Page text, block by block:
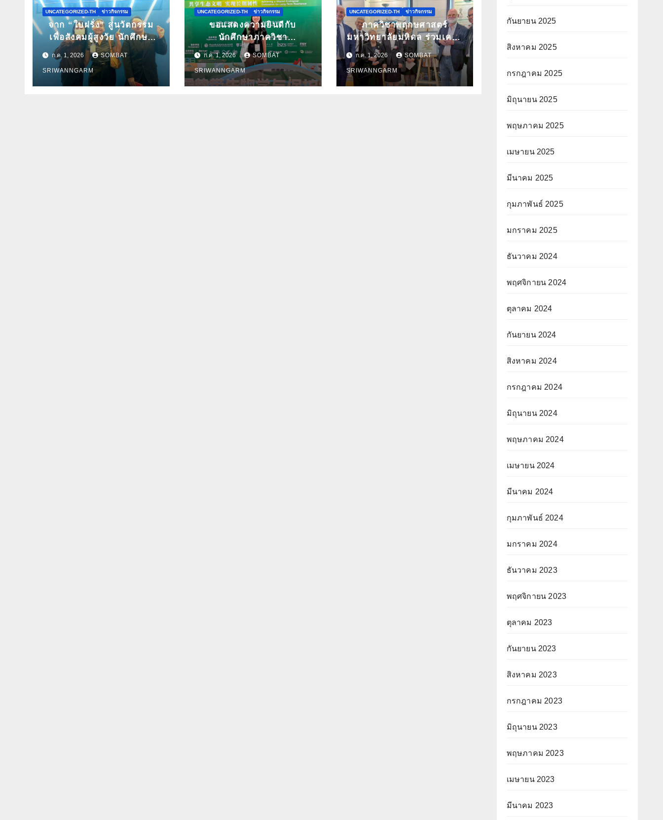
UNCATEGORIZED-TH ข่าวกิจกรรม
จาก “ใบฝรั่ง” สู่นวัตกรรม
เพื่อสังคมผู้สูงวัย นักศึกษา
มหาวิทยาลัยมหิดลก้าวสู่เวที
Pitching ระดับนานาชาติ
ในงาน World Spa & Well-
being Congress 2026
ก.ค. 1, 2026 SOMBAT
SRIWANNGARM
UNCATEGORIZED-TH ข่าวกิจกรรม
ขอแสดงความยินดีกับ
นักศึกษาภาควิชา
พฤกษศาสตร์ มหาวิทยาลัย
มหิดล ได้รับคัดเลือกนำเสนอ
ผลงานวิจัยในการประชุม
วิชาการนานาชาติ ATBC
ก.ค. 1, 2026 SOMBAT
SRIWANNGARM
UNCATEGORIZED-TH ข่าวกิจกรรม
ภาควิชาพฤกษศาสตร์
มหาวิทยาลัยมหิดล ร่วมเครือ
ข่ายวิทย์สานศิลป์ ถ่ายทอด
คุณค่ากล้วยไม้ไทยผ่านงาน
ศิลปะ ในนิทรรศการ
“กล้วยไม้แห่งสยามนามไซ
ก.ค. 1, 2026 SOMBAT
SRIWANNGARM
กันยายน 2025
สิงหาคม 2025
กรกฎาคม 2025
มิถุนายน 2025
พฤษภาคม 2025
เมษายน 2025
มีนาคม 2025
กุมภาพันธ์ 2025
มกราคม 2025
ธันวาคม 2024
พฤศจิกายน 2024
ตุลาคม 2024
กันยายน 2024
สิงหาคม 2024
กรกฎาคม 2024
มิถุนายน 2024
พฤษภาคม 2024
เมษายน 2024
มีนาคม 2024
กุมภาพันธ์ 2024
มกราคม 2024
ธันวาคม 2023
พฤศจิกายน 2023
ตุลาคม 2023
กันยายน 2023
สิงหาคม 2023
กรกฎาคม 2023
มิถุนายน 2023
พฤษภาคม 2023
เมษายน 2023
มีนาคม 2023